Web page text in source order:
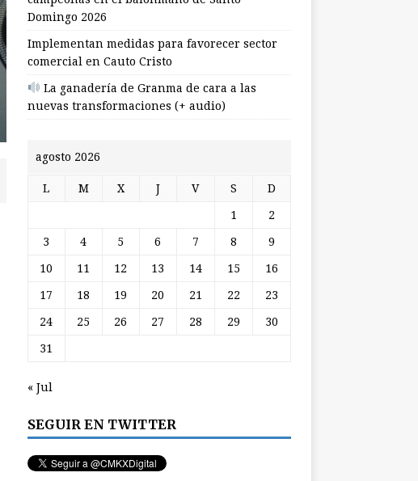
Domingo 2026
Implementan medidas para favorecer sector
comercial en Cauto Cristo
La ganadería de Granma de cara a las
nuevas transformaciones (+ audio)
agosto 2026
L M X J V S D
1 2
3 4 5 6 7 8 9
10 11 12 13 14 15 16
17 18 19 20 21 22 23
24 25 26 27 28 29 30
31
« Jul
SEGUIR EN TWITTER